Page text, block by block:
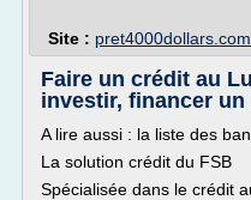
Site : pret4000dollars.com
Faire un crédit au
investir, financer un
A lire aussi : la liste des
La solution crédit du FSB
Spécialisée dans le crédit